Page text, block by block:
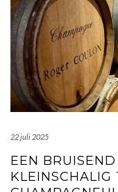
22 juli 2025
EEN
KLEINSCHALIG